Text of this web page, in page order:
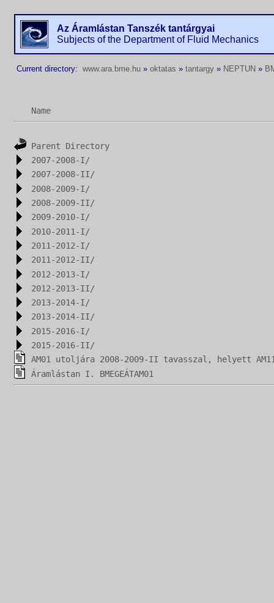
Az Áramlástan Tanszék tantárgyai
Subjects of the Department of Fluid Mechanics
Current directory: www.ara.bme.hu » oktatas » tantargy » NEPTUN »
Name
Parent Directory
2007-2008-I/
2007-2008-II/
2008-2009-I/
2008-2009-II/
2009-2010-I/
2010-2011-I/
2011-2012-I/
2011-2012-II/
2012-2013-I/
2012-2013-II/
2013-2014-I/
2013-2014-II/
2015-2016-I/
2015-2016-II/
AM01 utoljára 2008-2009-II tavasszal, helyett
Áramlástan I. BMEGEÁTAM01